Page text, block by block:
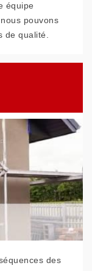
équipe
pouvons
qualité.
des